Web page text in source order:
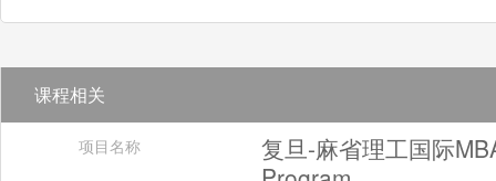
课程相关
项目名称
复旦-麻省理工国际